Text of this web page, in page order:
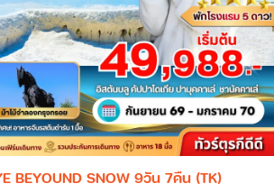
BEYOUND SNOW 9วัน 7คืน (TK)